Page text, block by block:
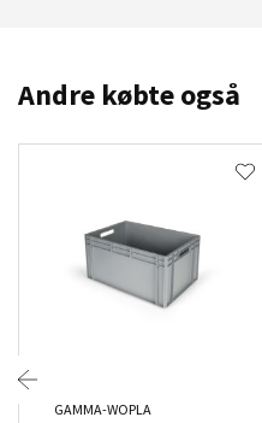
Andre købte også
GAMMA-WOPLA